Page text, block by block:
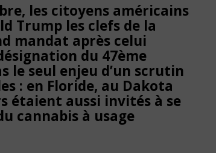
les citoyens américains
Trump les clefs de la
mandat après celui
du 47ème
le seul enjeu d’un scrutin
: en Floride, au Dakota
étaient aussi invités à se
cannabis à usage